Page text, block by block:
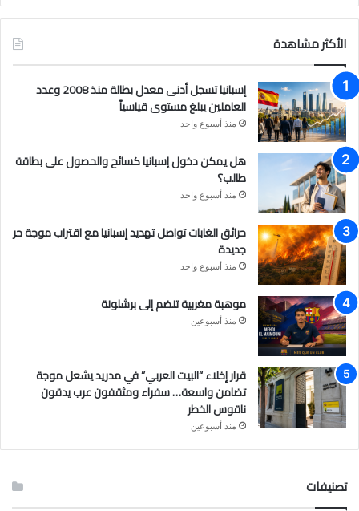
ب
و
ك
ي
و
ب
ت
ق
ر
م
الأكثر مشاهدة
إسبانيا تسجل أدنى معدل بطالة منذ 2008 وعدد
العاملين يبلغ مستوى قياسياً
منذ أسبوع واحد
هل يمكن دخول إسبانيا كسائح والحصول على بطاقة
طالب؟
منذ أسبوع واحد
حرائق الغابات تواصل تهديد إسبانيا مع اقتراب موجة حر
جديدة
منذ أسبوع واحد
موهبة مغربية تنضم إلى برشلونة
منذ أسبوعين
قرار إخلاء “البيت العربي” في مدريد يشعل موجة
تضامن واسعة… سفراء ومثقفون عرب يدقون
ناقوس الخطر
منذ أسبوعين
تصنيفات